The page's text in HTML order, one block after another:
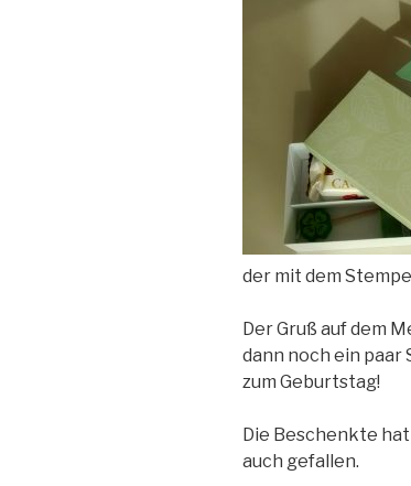
der mit dem
Der Gruß auf dem
dann noch ein
zum Geburtstag!
Die Beschenkte
auch gefallen.